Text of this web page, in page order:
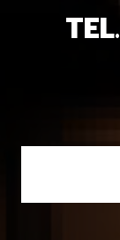
TEL.